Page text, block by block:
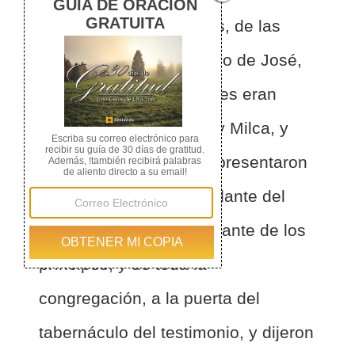
Maquir, hijo de Manasés, de las
familias de Manasés, hijo de José,
los nombres de las cuales eran
Maala, y Noa, y Hogla, y Milca, y
Tirsa, llegaron
2 y se presentaron
delante de Moisés, y delante del
sacerdote Eleazar, y delante de los
príncipes, y de toda la
congregación, a la puerta del
tabernáculo del testimonio, y dijeron